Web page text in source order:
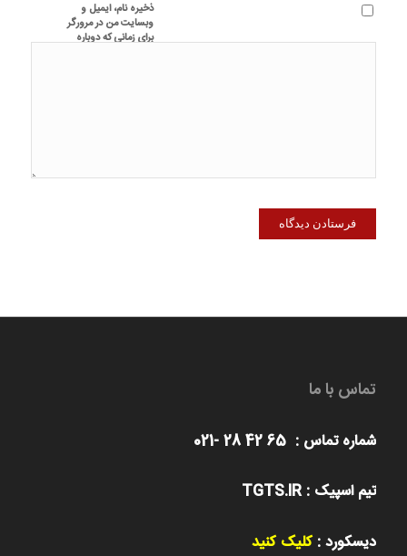
ذخیره نام، ایمیل و
وبسایت من در مرورگر
برای زمانی که دوباره
تماس با ما
شماره تماس : 65 42 28 -021
تیم اسپیک : TGTS.IR
دیسکورد :کلیک کنید